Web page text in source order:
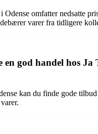
Odense omfatter nedsatte
varer fra tidligere
en god handel hos Ja
kan du finde gode